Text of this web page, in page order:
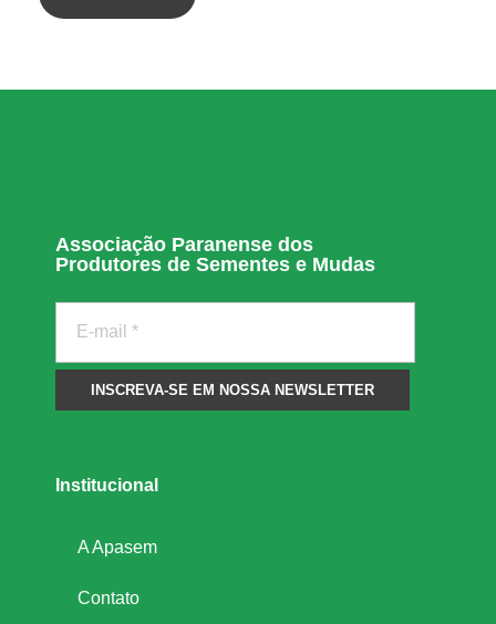
Associação Paranense dos
Produtores de Sementes e Mudas
Institucional
A Apasem
Contato